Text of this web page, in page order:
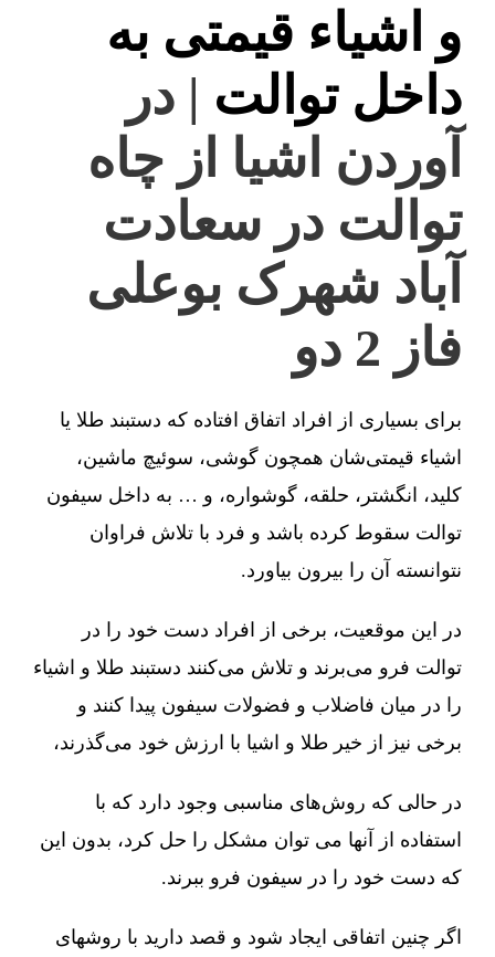
و اشیاء قیمتی به
داخل توالت | در
آوردن اشیا از چاه
توالت در سعادت
آباد شهرک بوعلی
فاز 2 دو
برای بسیاری از افراد اتفاق افتاده که دستبند طلا یا
اشیاء قیمتی‌شان همچون گوشی، سوئیچ ماشین،
کلید، انگشتر، حلقه، گوشواره، و … به داخل سیفون
توالت سقوط کرده باشد و فرد با تلاش فراوان
نتوانسته آن را بیرون بیاورد.
در این موقعیت، برخی از افراد دست خود را در
توالت فرو می‌برند و تلاش می‌کنند دستبند طلا و اشیاء
را در میان فاضلاب و فضولات سیفون پیدا کنند و
برخی نیز از خیر طلا و اشیا با ارزش خود می‌گذرند،
در حالی که روش‌های مناسبی وجود دارد که با
استفاده از آنها می توان مشکل را حل کرد، بدون این
که دست خود را در سیفون فرو ببرند.
اگر چنین اتفاقی ایجاد شود و قصد دارید با روشهای